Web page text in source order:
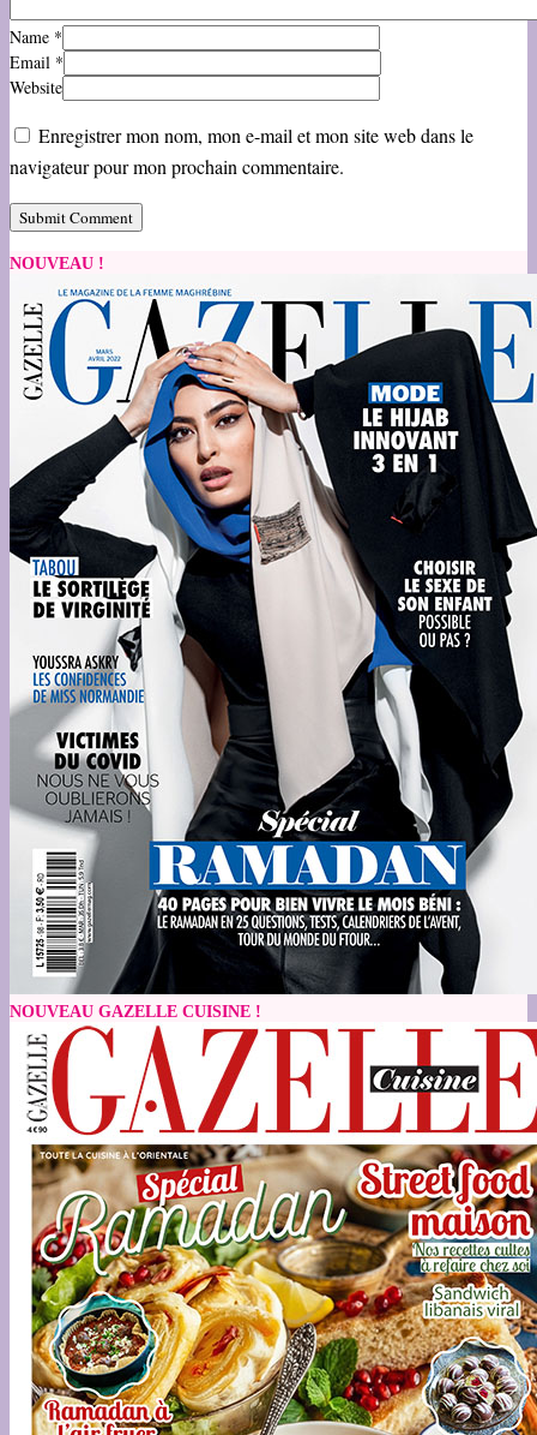
Name *
Email *
Website
Enregistrer mon nom, mon e-mail et mon site web dans le
navigateur pour mon prochain commentaire.
NOUVEAU !
NOUVEAU GAZELLE CUISINE !